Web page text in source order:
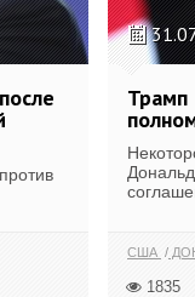
Трамп
США
1835